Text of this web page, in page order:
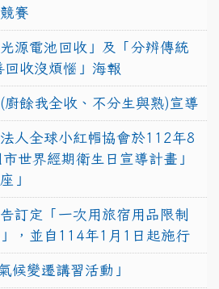
賽
源電池回收」及「分辨傳統
收沒煩惱」海報
廚餘我全收、不分生與熟)宣導
人全球小紅帽協會於112年8
世界經期衛生日宣導計畫」
」
訂定「一次用旅宿用品限制
，並自114年1月1日起施行
候變遷講習活動」